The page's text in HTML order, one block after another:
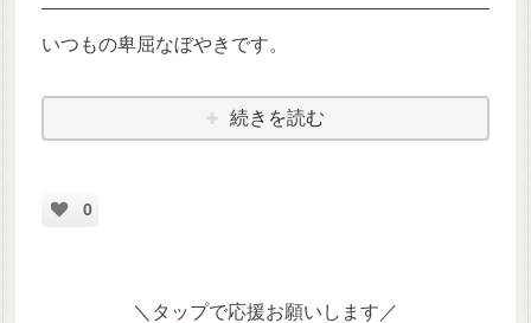
いつもの卑屈なぼやきです。
続きを読む
0
＼タップで応援お願いします／